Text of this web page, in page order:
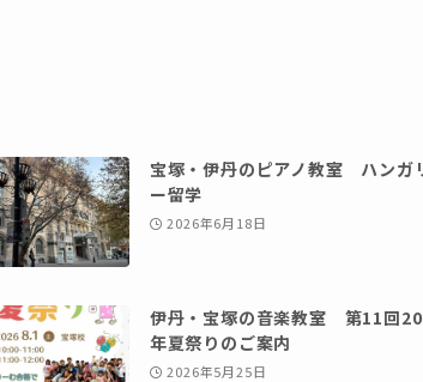
宝塚・伊丹のピアノ教室 ハンガ
ー留学
2026年6月18日
伊丹・宝塚の音楽教室 第11回
年夏祭りのご案内
2026年5月25日